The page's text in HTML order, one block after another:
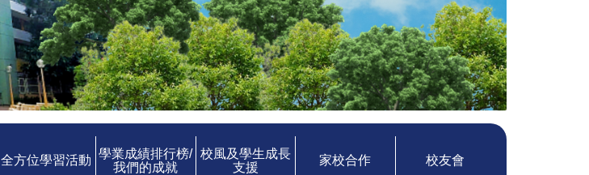
全方位學習活動
學業成績排行榜/
我們的成就
校風及學生成長
支援
家校合作 校友會